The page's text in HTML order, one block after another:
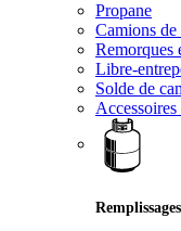
Propane
Camions de
Remorques
Libre-
Solde de
Remplissages